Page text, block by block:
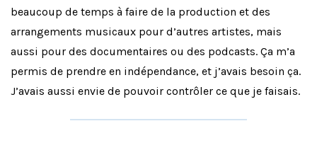
beaucoup de temps à faire de la production et des
arrangements musicaux pour d’autres artistes, mais
aussi pour des documentaires ou des podcasts. Ça m’a
permis de prendre en indépendance, et j’avais besoin ça.
J’avais aussi envie de pouvoir contrôler ce que je faisais.